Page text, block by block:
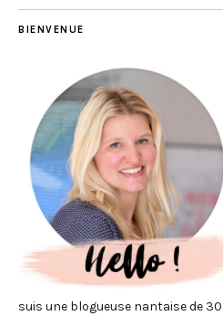
BIENVENUE
suis une blogueuse nantaise de 30